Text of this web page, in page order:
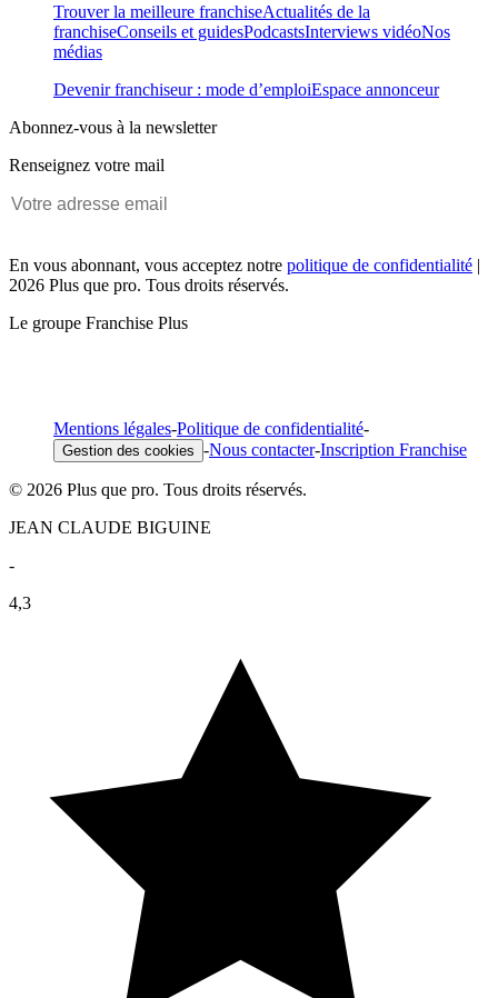
Trouver la meilleure franchiseActualités de la
franchiseConseils et guidesPodcastsInterviews vidéoNos
médias
Devenir franchiseur : mode d’emploiEspace annonceur
Abonnez-vous à la newsletter
Renseignez votre mail
En vous abonnant, vous acceptez notre politique de confidentialité |
2026 Plus que pro. Tous droits réservés.
Le groupe Franchise Plus
Mentions légales-Politique de confidentialité-
Gestion des cookies -Nous contacter-Inscription Franchise
© 2026 Plus que pro. Tous droits réservés.
JEAN CLAUDE BIGUINE
-
4,3